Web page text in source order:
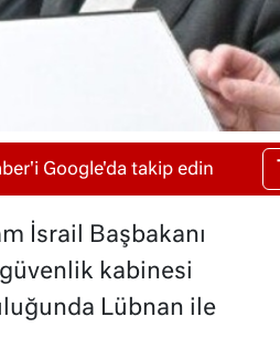
Google'da takip edin
İsrail Başbakanı
kabinesi
Lübnan ile